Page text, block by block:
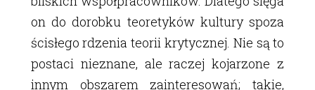
on do dorobku teoretyków kultury spoza
ścisłego rdzenia teorii krytycznej. Nie są to
postaci nieznane, ale raczej kojarzone z
innym obszarem zainteresowań; takie,